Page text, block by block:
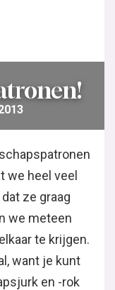
we heel veel
ze graag
we meteen
te krijgen.
want je kunt
en -rok